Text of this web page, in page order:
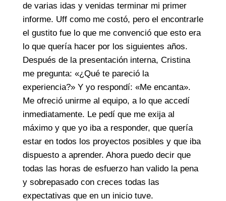
de varias idas y venidas terminar mi primer
informe. Uff como me costó, pero el encontrarle
el gustito fue lo que me convenció que esto era
lo que quería hacer por los siguientes años.
Después de la presentación interna, Cristina
me pregunta: «¿Qué te pareció la
experiencia?» Y yo respondí: «Me encanta».
Me ofreció unirme al equipo, a lo que accedí
inmediatamente. Le pedí que me exija al
máximo y que yo iba a responder, que quería
estar en todos los proyectos posibles y que iba
dispuesto a aprender. Ahora puedo decir que
todas las horas de esfuerzo han valido la pena
y sobrepasado con creces todas las
expectativas que en un inicio tuve.